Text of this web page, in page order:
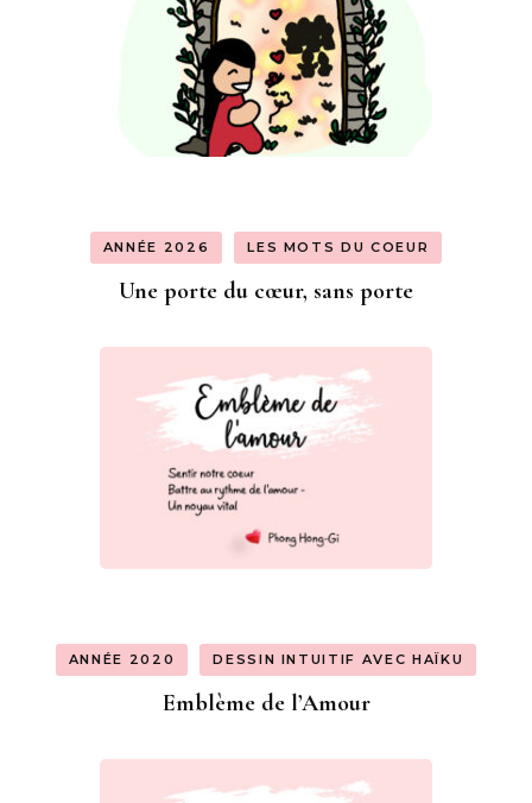
ANNÉE 2026 LES MOTS DU COEUR
Une porte du cœur, sans porte
ANNÉE 2020 DESSIN INTUITIF AVEC HAÏKU
Emblème de l’Amour